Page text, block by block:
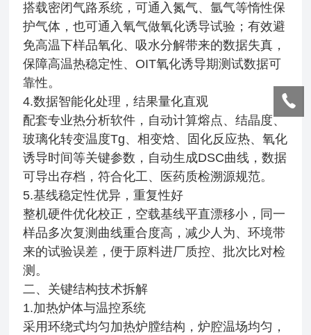
搭载密闭气路系统，可通入氮气、氩气等惰性保
护气体，也可通入氧气做氧化诱导试验；有效避
免高温下样品氧化、吸水分解带来的数据失真，
保障高温热稳定性、OIT氧化诱导期测试数据可
靠性。
4.数据智能化处理，结果量化直观
配套专业热分析软件，自动计算熔点、结晶度、
玻璃化转变温度Tg、相变焓、固化反应热、氧化
诱导时间等关键参数，自动生成DSC曲线，数据
可导出存档，符合化工、医药质检溯源规范。
5.基线稳定性优异，重复性好
整机硬件优化校正，空载基线平直漂移小，同一
样品多次复测曲线重合度高，减少人为、环境带
来的试验误差，便于原料进厂质控、批次比对检
测。
二、关键结构技术拆解
1.加热炉体与温控系统
采用环绕式均匀加热炉膛结构，炉腔温场均匀，